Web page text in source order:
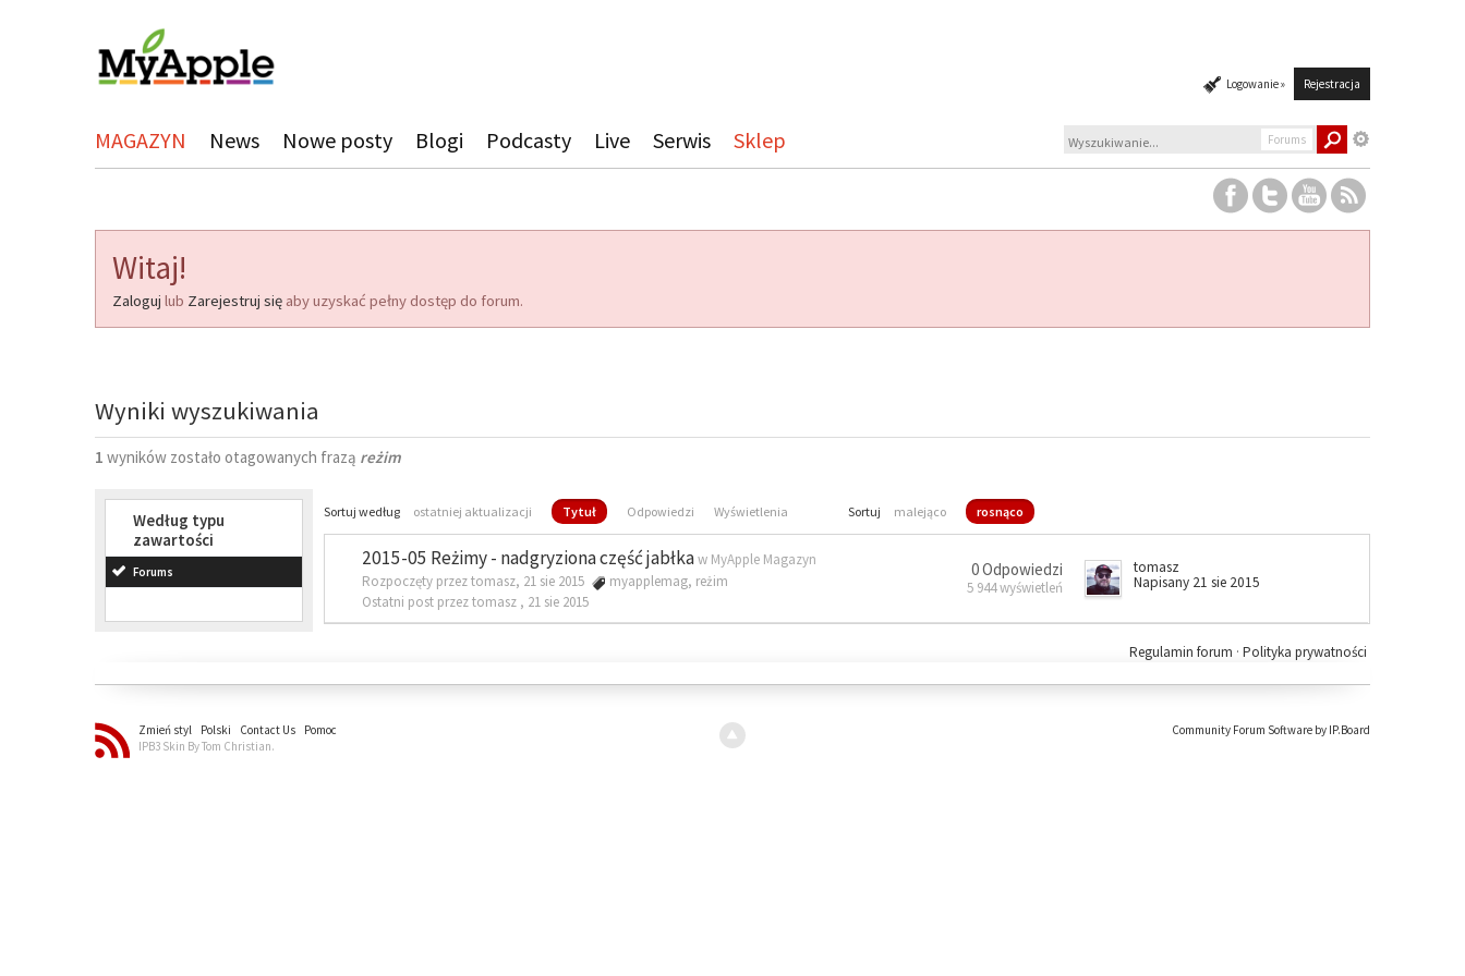
Logowanie » Rejestracja
MAGAZYN News Nowe posty Blogi Podcasty Live Serwis Sklep Forums
Witaj!
Zaloguj lub Zarejestruj się aby uzyskać pełny dostęp do forum.
Wyniki wyszukiwania
1 wyników zostało otagowanych frazą reżim
Według typu
zawartości
Forums
Sortuj według ostatniej aktualizacji Tytuł Odpowiedzi Wyświetlenia Sortuj malejąco rosnąco
2015-05 Reżimy - nadgryziona część jabłkaw MyApple Magazyn
Rozpoczęty przez tomasz, 21 sie 2015
myapplemag, reżim
Ostatni post przez tomasz , 21 sie 2015
0 Odpowiedzi
5 944 wyświetleń
tomasz
Napisany 21 sie 2015
Polityka prywatności
Regulamin forum ·
Zmień styl Polski Contact Us
Pomoc
IPB3 Skin By Tom Christian.
Community Forum Software by IP.Board